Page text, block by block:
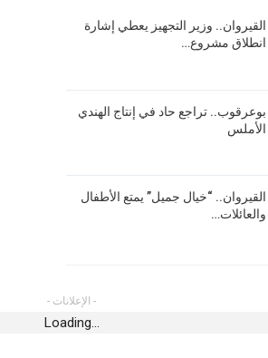
القيروان.. وزير التجهيز يعطي إشارة
انطلاق مشروع…
بوعرقوب.. تراجع حاد في إنتاج الهندي
الأملس
القيروان.. “خيال جميل” يمتع الأطفال
والعائلات…
- الإعلانات -
Loading...
أغسطس 5, 2026
الاستغلال الفعلي
نادي حمام الأنف : تأجيل
عين دراهم
مياه الآبار في نجدة المواطن